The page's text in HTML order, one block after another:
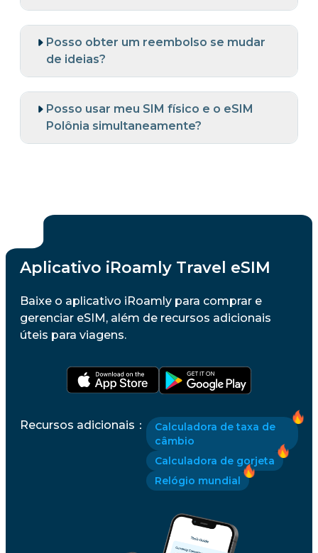
Posso obter um reembolso se mudar
de ideias?
Posso usar meu SIM físico e o eSIM
Polônia simultaneamente?
Aplicativo iRoamly Travel eSIM
Baixe o aplicativo iRoamly para comprar e
gerenciar eSIM, além de recursos adicionais
úteis para viagens.
Recursos adicionais ：
Calculadora de taxa de
câmbio
Calculadora de gorjeta
Relógio mundial